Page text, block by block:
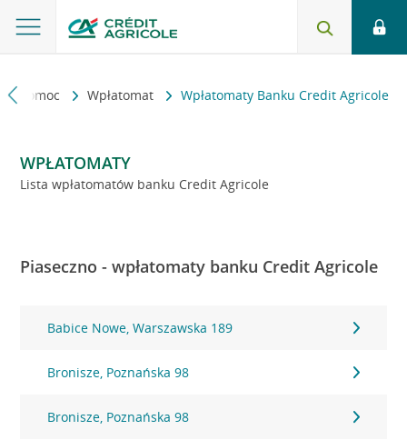
i pomoc Wpłatomat Wpłatomaty Banku Credit Agricole
WPŁATOMATY
Lista wpłatomatów banku Credit Agricole
Piaseczno - wpłatomaty banku Credit Agricole
Babice Nowe, Warszawska 189
Bronisze, Poznańska 98
Bronisze, Poznańska 98